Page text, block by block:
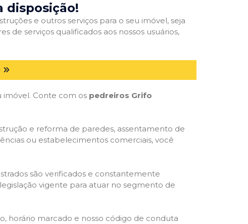
disposição!
e outros serviços para o seu imóvel, seja
de serviços qualificados aos nossos usuários,
imóvel. Conte com os pedreiros Grifo
e reforma de paredes, assentamento de
ou estabelecimentos comerciais, você
são verificados e constantemente
vigente para atuar no segmento de
horário marcado e nosso código de conduta